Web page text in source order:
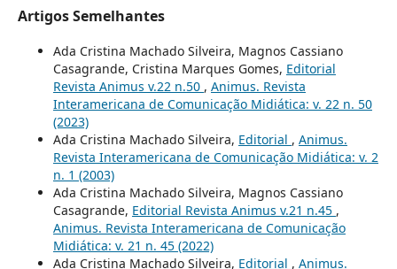
Artigos Semelhantes
Ada Cristina Machado Silveira, Magnos Cassiano
Casagrande, Cristina Marques Gomes, Editorial
Revista Animus v.22 n.50 , Animus. Revista
Interamericana de Comunicação Midiática: v. 22 n. 50
(2023)
Ada Cristina Machado Silveira, Editorial , Animus.
Revista Interamericana de Comunicação Midiática: v. 2
n. 1 (2003)
Ada Cristina Machado Silveira, Magnos Cassiano
Casagrande, Editorial Revista Animus v.21 n.45 ,
Animus. Revista Interamericana de Comunicação
Midiática: v. 21 n. 45 (2022)
Ada Cristina Machado Silveira, Editorial , Animus.